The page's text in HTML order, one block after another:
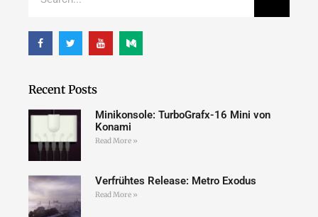
Recent Posts
Minikonsole: TurboGrafx-16 Mini von
Konami
Read More »
Verfrühtes Release: Metro Exodus
Read More »